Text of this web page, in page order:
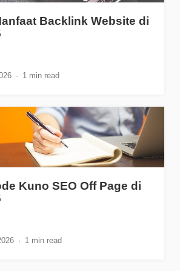
Backlink Website di
1 min read
Kuno SEO Off Page di
1 min read